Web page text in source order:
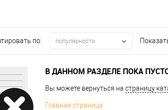
по: популярности
В ДАННОМ РАЗДЕЛЕ ПОКА
Вы можете вернуться на страницу
Главная страница